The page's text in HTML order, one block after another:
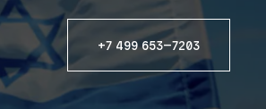
+7 499 653—7203